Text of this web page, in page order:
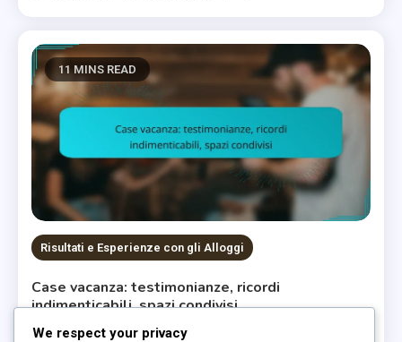
11 MINS READ
Risultati e Esperienze con gli Alloggi
Case vacanza: testimonianze, ricordi
indimenticabili, spazi condivisi
05/12/2025 Luca Ferraro
We respect your privacy